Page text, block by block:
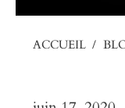
ACCUEIL /